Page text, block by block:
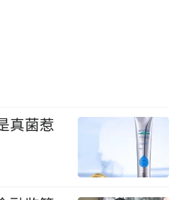
真菌惹